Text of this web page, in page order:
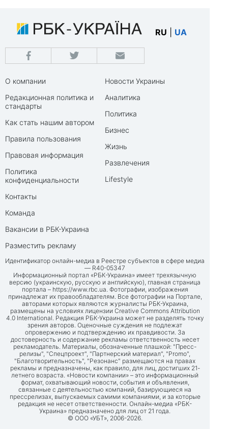
RU UA
О компании
Редакционная политика и
стандарты
Как стать нашим автором
Правила пользования
Правовая информация
Политика
конфиденциальности
Контакты
Команда
Вакансии в РБК-Украина
Разместить рекламу
Новости Украины
Аналитика
Политика
Бизнес
Жизнь
Развлечения
Lifestyle
Идентификатор онлайн-медиа в Реестре субъектов в сфере медиа
— R40-05347
Информационный портал «РБК-Украина» имеет трехязычную
версию (украинскую, русскую и английскую), главная страница
портала – https://www.rbc.ua. Фотографии, изображения
принадлежат их правообладателям. Все фотографии на Портале,
авторами которых являются журналисты РБК-Украина,
размещены на условиях лицензии Creative Commons Attribution
4.0 International. Редакция РБК-Украина может не разделять точку
зрения авторов. Оценочные суждения не подлежат
опровержению и подтверждению их правдивости. За
достоверность и содержание рекламы ответственность несет
рекламодатель. Материалы, обозначенные плашкой: "Пресс-
релизы", "Спецпроект", "Партнерский материал", "Promo",
"Благотворительность", "Резонанс" размещаются на правах
рекламы и предназначены, как правило, для лиц, достигших 21-
летнего возраста. «Новости компании» – это информационный
формат, охватывающий новости, события и объявления,
связанные с деятельностью компаний, базирующиеся на
прессрелизах, выпускаемых самими компаниями, и за которые
редакция не несет ответственности. Онлайн-медиа «РБК-
Украина» предназначено для лиц от 21 года.
© ООО «УБТ», 2006-2026.